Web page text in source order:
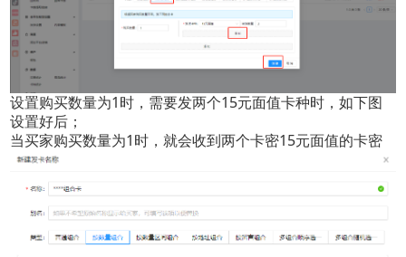
设置购买数量为1时，需要发两个15元面值卡种时，如下图
设置好后；
当买家购买数量为1时，就会收到两个卡密15元面值的卡密